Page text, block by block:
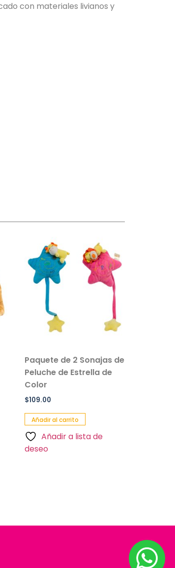
con materiales livianos y
Paquete de 2 Sonajas de
Peluche de Estrella de
Color
$109.00
Añadir al carrito
Añadir a lista de
deseo